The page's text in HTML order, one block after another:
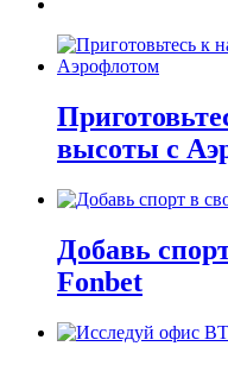
высоты с
Добавь
Fonbet